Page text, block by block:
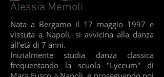
Alessia Memoli
Nata a Bergamo il 17 maggio 1997 e
vissuta a Napoli, si avvicina alla danza
all’età di 7 anni.
Inizialmente studia danza classica
frequentando la scuola "Lyceum" di